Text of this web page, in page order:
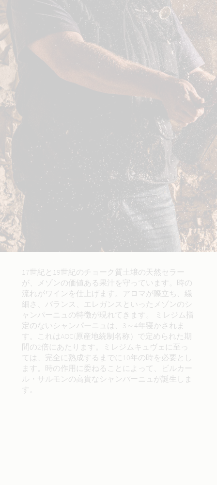
17世紀と19世紀のチョーク質土壌の天然セラー
が、メゾンの価値ある果汁を守っています。時の
流れがワインを仕上げます。アロマが際立ち、繊
細さ、バランス、エレガンスといったメゾンのシ
ャンパーニュの特徴が現れてきます。 ミレジム指
定のないシャンパーニュは、3～4年寝かされま
す。これはAOC(原産地統制名称）で定められた期
間の2倍にあたります。ミレジムキュヴェに至っ
ては、完全に熟成するまでに10年の時を必要とし
ます。時の作用に委ねることによって、ビルカー
ル・サルモンの高貴なシャンパーニュが誕生しま
す。